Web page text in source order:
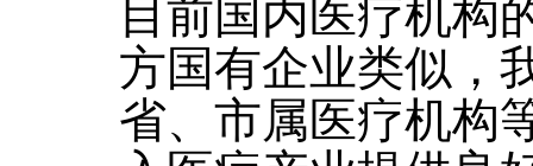
目前国内医疗机构
方国有企业类似，
省、市属医疗机构